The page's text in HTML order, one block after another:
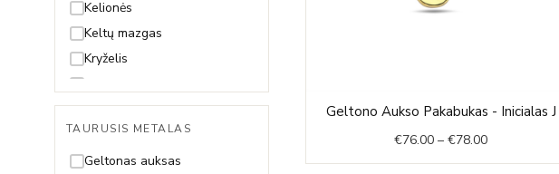
Kelionės
Keltų mazgas
Kryželis
Muzika
Pėdutė
Širdelė
TAURUSIS METALAS
Geltonas auksas
Geltono Aukso Pakabukas - Inicialas J
€76.00 – €78.00
range:
€76.00
through